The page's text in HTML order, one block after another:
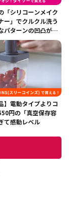
「シリコーンメイク
ー」でクルクル洗う
パターンの凹凸がい
】電動タイプよりコ
円の「真空保存容
て感動レベル